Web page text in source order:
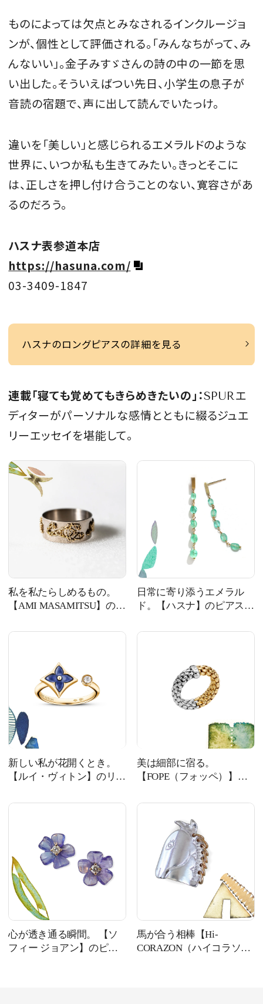
ものによっては欠点とみなされるインクルージョ
ンが、個性として評価される。「みんなちがって、み
んないい」。金子みすゞさんの詩の中の一節を思
い出した。そういえばつい先日、小学生の息子が
音読の宿題で、声に出して読んでいたっけ。
違いを「美しい」と感じられるエメラルドのような
世界に、いつか私も生きてみたい。きっとそこに
は、正しさを押し付け合うことのない、寛容さがあ
るのだろう。
ハスナ表参道本店
https://hasuna.com/
03-3409-1847
ハスナのロングピアスの詳細を見る
連載「寝ても覚めてもきらめきたいの」：SPURエ
ディターがパーソナルな感情とともに綴るジュエ
リーエッセイを堪能して。
私を私たらしめるもの。
【AMI MASAMITSU】のビ
日常に寄り添うエメラル
ド。【ハスナ】のピアス
新しい私が花開くとき。
【ルイ・ヴィトン】のリン
美は細部に宿る。
【FOPE（フォッペ）】の
心が透き通る瞬間。 【ソ
フィー ジョアン】のピア
馬が合う相棒【Hi-
CORAZON（ハイコラソ